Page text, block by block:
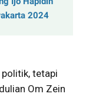
2024
tetapi
Om Zein